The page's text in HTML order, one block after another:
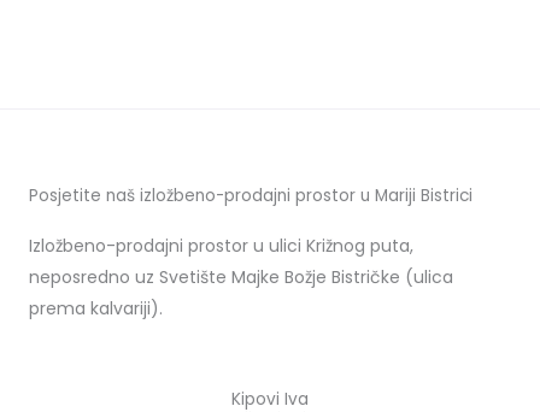
Posjetite naš izložbeno-prodajni prostor u Mariji Bistrici
Izložbeno-prodajni prostor u ulici Križnog puta,
neposredno uz Svetište Majke Božje Bistričke (ulica
prema kalvariji).
Kipovi Iva